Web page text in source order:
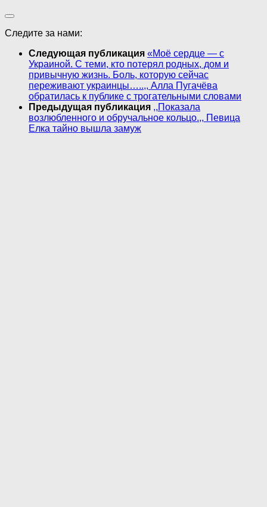
Следите за нами:
Следующая публикация «Моё сердце — с
Украиной. С теми, кто потерял родных, дом и
привычную жизнь. Боль, которую сейчас
переживают украинцы…..,, Алла Пугачёва
обратилась к публике с трогательными словами
Предыдущая публикация ,,Показала
возлюбленного и обручальное кольцо.,, Певица
Елка тайно вышла замуж